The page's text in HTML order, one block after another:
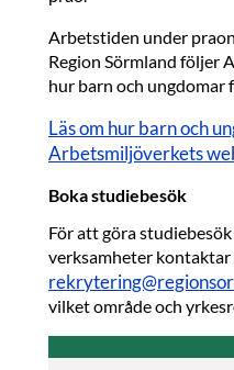
Arbetstiden under
Region Sörmland följer
hur barn och ungdomar
Läs om hur barn och
Arbetsmiljöverkets
Boka studiebesök
För att göra
verksamheter kontaktar
vilket område och